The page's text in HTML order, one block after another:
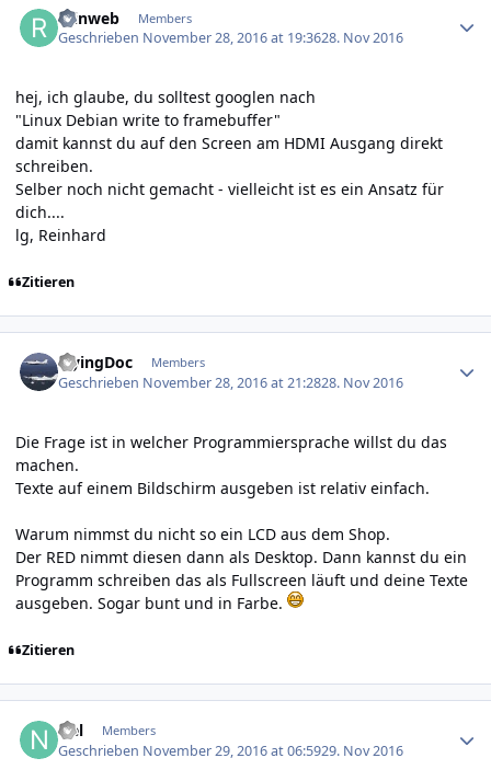
reinweb Members
Geschrieben November 28, 2016 at 19:3628. Nov 2016
hej, ich glaube, du solltest googlen nach
"Linux Debian write to framebuffer"
damit kannst du auf den Screen am HDMI Ausgang direkt
schreiben.
Selber noch nicht gemacht - vielleicht ist es ein Ansatz für
dich....
lg, Reinhard
Zitieren
FlyingDoc Members
Geschrieben November 28, 2016 at 21:2828. Nov 2016
Die Frage ist in welcher Programmiersprache willst du das
machen.
Texte auf einem Bildschirm ausgeben ist relativ einfach.
Warum nimmst du nicht so ein LCD aus dem Shop.
Der RED nimmt diesen dann als Desktop. Dann kannst du ein
Programm schreiben das als Fullscreen läuft und deine Texte
ausgeben. Sogar bunt und in Farbe.
Zitieren
Nel Members
Geschrieben November 29, 2016 at 06:5929. Nov 2016